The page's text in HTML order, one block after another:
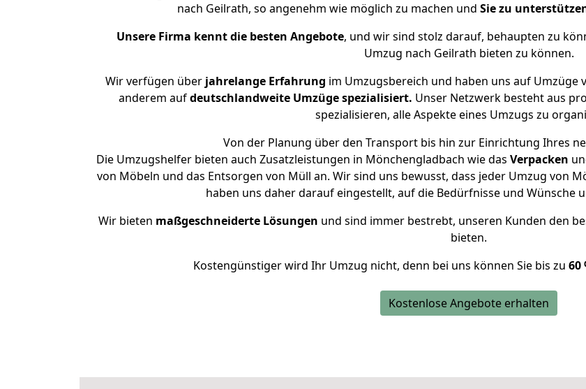
nach Geilrath, so angenehm wie möglich zu machen und Sie zu
Unsere Firma kennt die besten Angebote, und wir sind stolz darauf, behaupten zu
Umzug nach Geilrath bieten zu können.
Wir verfügen über jahrelange Erfahrung im Umzugsbereich und haben uns auf
anderem aufdeutschlandweite Umzüge spezialisiert. Unser Netzwerk besteht aus
spezialisieren, alle Aspekte eines Umzugs zu
Von der Planung über den Transport bis hin zur Einrichtung Ihres
Die Umzugshelfer bieten auch Zusatzleistungen in Mönchengladbach wie das Verpacken
von Möbeln und das Entsorgen von Müll an. Wir sind uns bewusst, dass jeder Umzug von
haben uns daher darauf eingestellt, auf die Bedürfnisse und Wünsche
Wir bieten maßgeschneiderte Lösungen und sind immer bestrebt, unseren Kunden den
bieten.
Kostengünstiger wird Ihr Umzug nicht, denn bei uns können Sie bis zu 60
Kostenlose Angebote erhalten